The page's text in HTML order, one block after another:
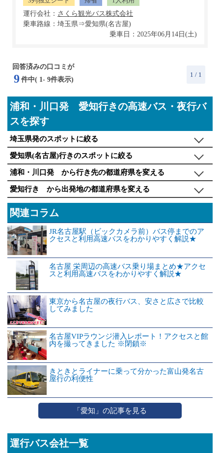
運行会社：
乗車路線：埼玉県⇒愛知県(名古屋)
乗車日：2025年06月14日(土)
回答済みの口コミが
9 件中( 1- 9件表示)
1 / 1
浦和・川口発 愛知行きの高速バス・夜行バ
スを探す
埼玉県発のスポットに絞る
愛知県(名古屋)行きのスポットに絞る
浦和・川口発 から行き先の都道府県を変える
愛知行き から出発地の都道府県を変える
関連コラム
JR名古屋駅（ビックカメラ前）バス停までのア
クセスと利用高速バスをわかりやすく解説★
名古屋 栄周辺の高速バス乗り場まとめ★アクセ
スと利用高速バスをわかりやすく解説★
東京から名古屋の夜行バス、安さと広さで比較
してみました
名古屋VIPラウンジ潜入レポート！アクセスと館
内を撮ってきました ※閉鎖※
きときとライナーに乗って分かった富山発名古
屋行の利便性
「愛知」の記事を見る
運行バス会社一覧